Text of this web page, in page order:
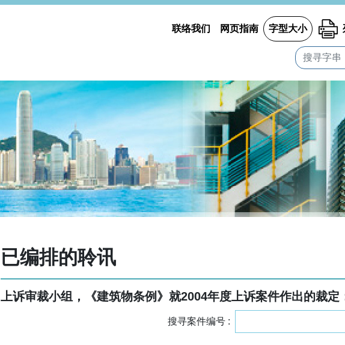
联络我们
网页指南 字型大小
已编排的聆讯
上诉审裁小组，《建筑物条例》就2004年度上诉案件作出的裁定
搜寻案件编号 :